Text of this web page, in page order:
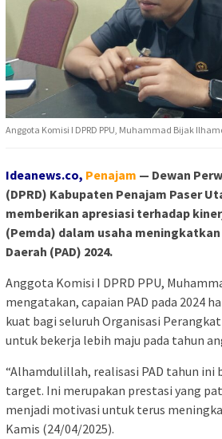
Anggota Komisi I DPRD PPU, Muhammad Bijak
Ideanews.co, Penajam — Dewan
(DPRD) Kabupaten Penajam Paser
memberikan apresiasi terhadap
(Pemda) dalam usaha
Daerah (PAD) 2024.
Anggota Komisi I DPRD PPU,
mengatakan, capaian PAD pada 2024
kuat bagi seluruh Organisasi
untuk bekerja lebih maju pada tahun
“Alhamdulillah, realisasi PAD tahun ini
target. Ini merupakan prestasi yang
menjadi motivasi untuk terus
Kamis (24/04/2025).